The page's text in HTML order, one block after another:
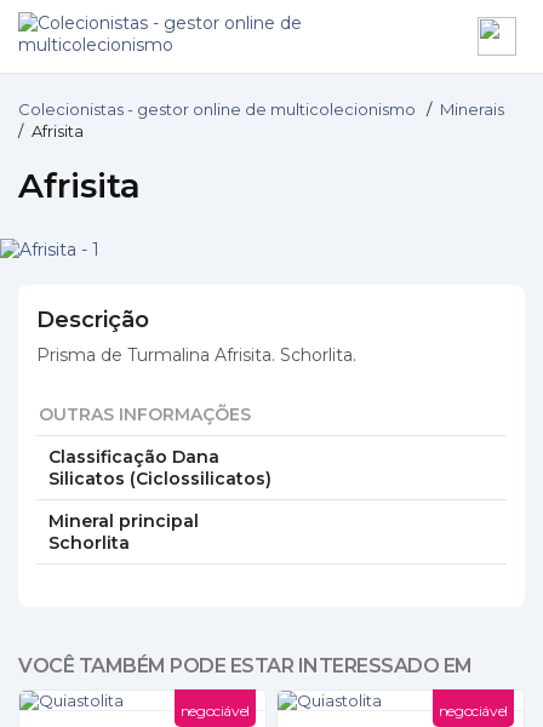
Colecionistas - gestor online de multicolecionismo / Minerais
/ Afrisita
Afrisita
Descrição
Prisma de Turmalina Afrisita. Schorlita.
OUTRAS INFORMAÇÕES
Classificação Dana
Silicatos (Ciclossilicatos)
Mineral principal
Schorlita
VOCÊ TAMBÉM PODE ESTAR INTERESSADO EM
negociável negociável